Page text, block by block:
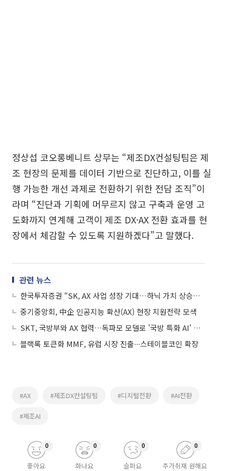
정상섭 코오롱베니트 상무는 “제조DX컨설팅팀은 제
조 현장의 문제를 데이터 기반으로 진단하고, 이를 실
행 가능한 개선 과제로 전환하기 위한 전담 조직”이
라며 “진단과 기획에 머무르지 않고 구축과 운영 고
도화까지 연계해 고객이 제조 DX·AX 전환 효과를 현
장에서 체감할 수 있도록 지원하겠다”고 말했다.
관련 뉴스
한국투자증권 “SK, AX 사업 성장 기대…하닉 가치 상승이 NAV 견인”
중기중앙회, 中企 인공지능 확산(AX) 현장 지원전략 모색
SKT, 국방부와 AX 협력…독파모 모델로 '국방 특화 AI' 만든다
블랙록 토큰화 MMF, 유럽 시장 진출∙∙∙스테이블코인 확장
#AX #제조DX컨설팅팀 #디지털전환 #AI전환
#제조AI
좋아요
0
화나요
0
슬퍼요
0
추가취재 원해요
0